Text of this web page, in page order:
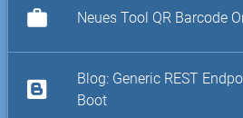
work Neues Tool QR Barcode
Blog: Generic REST
Boot